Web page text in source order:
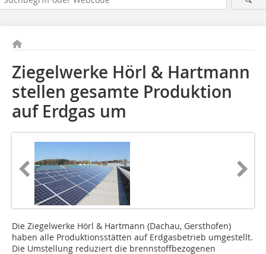
Ziegelwerke Hörl & Hartmann
stellen gesamte Produktion
auf Erdgas um
Die Ziegelwerke Hörl & Hartmann (Dachau, Gersthofen)
haben alle Produktionsstätten auf Erdgasbetrieb umgestellt.
Die Umstellung reduziert die brennstoffbezogenen